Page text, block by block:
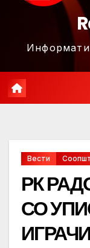
Вести
РК
СО
ИГРАЧИ